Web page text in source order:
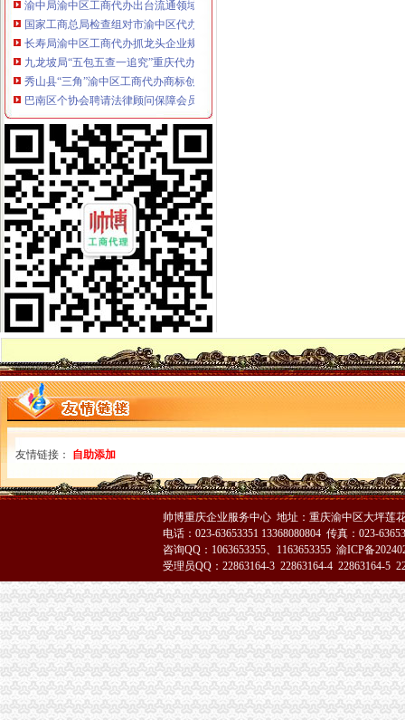
国家工商总局检查组对市渝中区代办公司局执法工作进行检查验收
长寿局渝中区工商代办抓龙头企业规范农资管理
九龙坡局“五包五查一追究”重庆代办营业执照落实剧急鼠查工作
秀山县“三角”渝中区工商代办商标创著名商标纪录
巴南区个协会聘请法律顾问保障会员合法权益
高新园工商分局加市渝中区工商代办场业主自律
潼南局六项“一票否决”重庆代办公司规范行政责任
高新区分局采取三项有力措施化高危行业市渝中区代办公司场主体节日监管
南岸局重庆代办营业执照创新方式做好干部年度考核工作
璧山局渝中区代办营业执照加节日期间商标专用权保护
大渡口局重庆代办公司进一步加执法质量管理工作
开县局重庆代办公司三结合贯彻新《公司法》和《公司登记管理条例》
北碚局重庆代办营业执照利用周末化业务培训
永川局严把“六关”渝中区代办公司加安全生产工作
江津工商局开展执法“三重视”重庆代办公司活动
渝北局渝中区代办营业执照建好三个平台认真贯彻《公务员法》
双桥局重庆代办公司积宣十项便民服务措施
垫江局渝中区代办公司五项措施化高危行业监管
南川个协积引导会员脱贫致富
经开区局净化节前食品市重庆代办公司场
武隆局春节旅游金周市渝中区工商代办场整启动
梁平局渝中区代办营业执照梁山一工商所个协拥优属二十四年未间断
江津局采取四项措施加春节市重庆代办营业执照场监管
武隆局造“法制型”重庆代办公司工商培训先行
经开园分局渝中区代办营业执照加烟花竹管理
涪陵局村级“两站”重庆代办营业执照工作取得良好成效
潼南局渝中区工商代办大力深化走近企业活动
忠县局“五定方案”重庆代办营业执照力保“3.30”任务提前完成
云局渝中区代办公司举行合同格式条款监管培训
市渝中区工商代办局朝东局长率队看望问离退休老同志
渝北局渝中区工商代办五条措施加烟花竹监管
梁平局提出2006年服务地方经济“五点”渝中区代办公司新做法
蓝海专员视察长寿局渝中区代办公司风廉政建设工作
合川局重庆代办营业执照坚持制度管事制度管人狠抓基础建设
武隆局五大措施加种子市渝中区代办营业执照场监管
万盛局渝中区代办公司加剧急鼠监管
友情链接： 自助添加
帅博重庆企业服务中心 地址：重庆渝中区大坪莲
电话：023-63653351 13368080804 传真：023-
咨询QQ：1063653355、1163653355 渝ICP备
受理员QQ：22863164-3 22863164-4 22863164-5